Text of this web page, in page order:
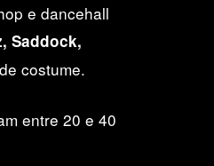
e dancehall
Saddock,
costume.
entre 20 e 40